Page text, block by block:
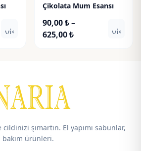
visibility
Çikolata Mum Esansı
90,00₺–
625,00₺Fiyat
şımartın. El yapımı sabunlar,
ürünleri.